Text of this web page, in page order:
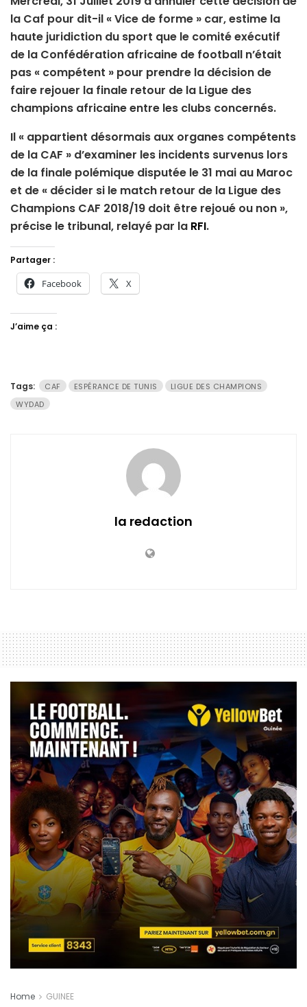
la Caf pour dit-il « Vice de forme » car, estime la
haute juridiction du sport que le comité exécutif
de la Confédération africaine de football n’était
pas « compétent » pour prendre la décision de
faire rejouer la finale retour de la Ligue des
champions africaine entre les clubs concernés.
Il « appartient désormais aux organes compétents
de la CAF » d’examiner les incidents survenus lors
de la finale polémique disputée le 31 mai au Maroc
et de « décider si le match retour de la Ligue des
Champions CAF 2018/19 doit être rejoué ou non »,
précise le tribunal, relayé par la RFI.
Partager :
Facebook X
J’aime ça :
Tags: CAF ESPÉRANCE DE TUNIS
LIGUE DES CHAMPIONS
WYDAD
la redaction
Home GUINEE